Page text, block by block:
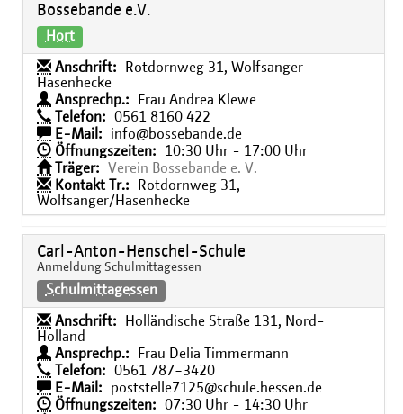
Bossebande e.V.
Hort
Anschrift:
Rotdornweg 31, Wolfsanger-
Hasenhecke
Ansprechp.:
Frau Andrea Klewe
Telefon:
0561 8160 422
E-Mail:
info@bossebande.de
Öffnungszeiten:
10:30 Uhr - 17:00 Uhr
Träger:
Verein Bossebande e. V.
Kontakt Tr.:
Rotdornweg 31,
Wolfsanger/Hasenhecke
Carl-Anton-Henschel-Schule
Anmeldung Schulmittagessen
Schulmittagessen
Anschrift:
Holländische Straße 131, Nord-
Holland
Ansprechp.:
Frau Delia Timmermann
Telefon:
0561 787−3420
E-Mail:
poststelle7125@schule.hessen.de
Öffnungszeiten:
07:30 Uhr - 14:30 Uhr